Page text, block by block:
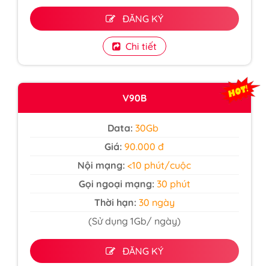
ĐĂNG KÝ
Chi tiết
V90B
Data: 30Gb
Giá:90.000 đ
Nội mạng:<10 phút/cuộc
Gọi ngoại mạng:30 phút
Thời hạn:30 ngày
(Sử dụng 1Gb/ ngày)
ĐĂNG KÝ